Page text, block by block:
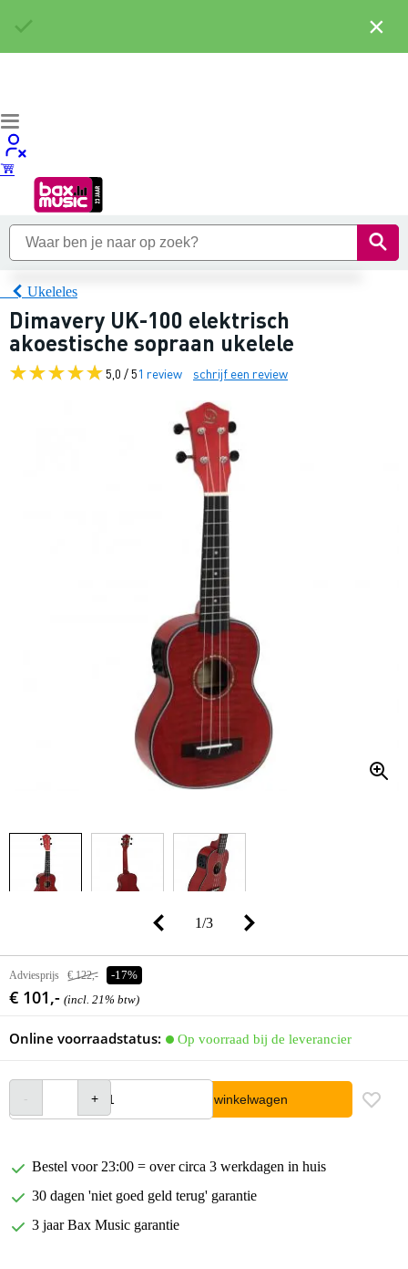
Ukeleles
Dimavery UK-100 elektrisch
akoestische sopraan ukelele
5,0 / 51 review schrijf een review
1/3
Adviesprijs € 122,- -17%
€ 101,- (incl. 21% btw)
Online voorraadstatus: Op voorraad bij de leverancier
In winkelwagen
Bestel voor 23:00 = over circa 3 werkdagen in huis
30 dagen 'niet goed geld terug' garantie
3 jaar Bax Music garantie
×